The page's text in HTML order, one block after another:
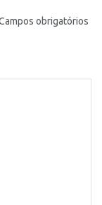
obrigatórios